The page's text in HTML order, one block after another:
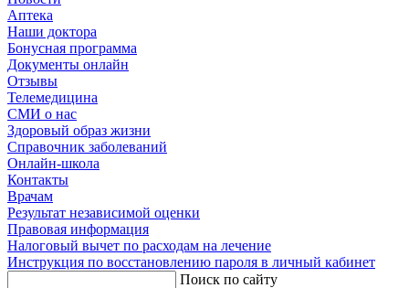
Аптека
Наши доктора
Бонусная программа
Документы онлайн
Отзывы
Телемедицина
СМИ о нас
Здоровый образ жизни
Справочник заболеваний
Онлайн-школа
Контакты
Врачам
Результат независимой оценки
Правовая информация
Налоговый вычет по расходам на лечение
Инструкция по восстановлению пароля в личный кабинет
Поиск по сайту